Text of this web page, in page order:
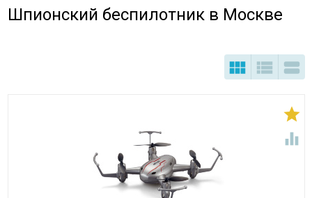
Шпионский беспилотник в Москве
  

